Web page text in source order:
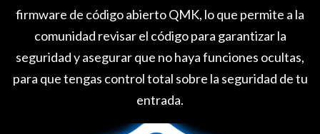
firmware de código abierto QMK, lo que permite a la
comunidad revisar el código para garantizar la
seguridad y asegurar que no haya funciones ocultas,
para que tengas control total sobre la seguridad de tu
entrada.